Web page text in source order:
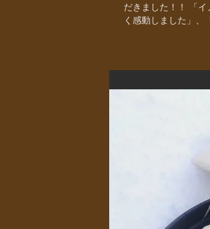
だきました！！ 「
く感動しました」、